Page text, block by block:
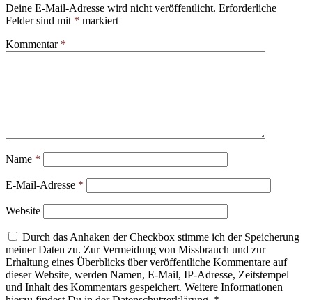
Deine E-Mail-Adresse wird nicht veröffentlicht. Erforderliche
Felder sind mit * markiert
Kommentar *
Name *
E-Mail-Adresse *
Website
Durch das Anhaken der Checkbox stimme ich der Speicherung
meiner Daten zu. Zur Vermeidung von Missbrauch und zur
Erhaltung eines Überblicks über veröffentliche Kommentare auf
dieser Website, werden Namen, E-Mail, IP-Adresse, Zeitstempel
und Inhalt des Kommentars gespeichert. Weitere Informationen